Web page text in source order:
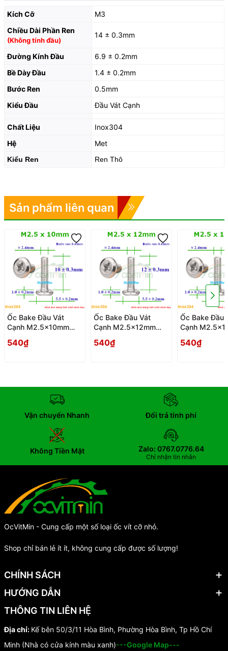
Kích Cỡ
M3
Chiều Dài Phần Ren
(Không tính đầu)
14 ± 0.3mm
Đường Kính Đầu
6.9 ± 0.2mm
Bề Dày Đầu
1.4 ± 0.2mm
Bước Ren
0.5mm
Kiểu Đầu
Đầu Vát Cạnh
Chất Liệu
Inox304
Hệ
Met
Kiểu Ren Ren Thô
Sản phẩm liên quan
Ốc Bake Đầu Vát
Cạnh M2.5x10mm
Dau Vat Canh
540₫
Ốc Bake Đầu Vát
Cạnh M2.5x12mm
Dau Vat Canh
540₫
Ốc Bake Đầu
Cạnh
Dau Vat Canh
540₫
Vận chuyển Nhanh Đổi trả tính phí
Không Tiền Mặt Zalo: 0767.0776.64
Chỉ nhận tin nhắn
OcVitMin - Cung cấp một số loại ốc vít cỡ nhỏ.
Shop chỉ bán lẻ ít ít, không cung cấp được số lượng!
CHÍNH SÁCH
HƯỚNG DẪN
THÔNG TIN LIÊN HỆ
Địa chỉ: Kế bên 50/3/11 Hòa Bình, Phường Hòa Bình, Tp Hồ Chí
Minh (Nhà có cửa kính màu xanh)---Google Map---